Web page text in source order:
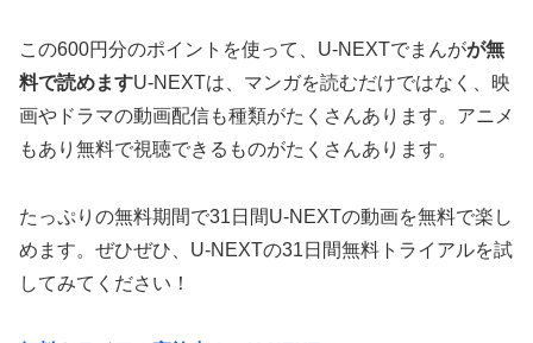
この600円分のポイントを使って、U-NEXTでまんがが無
料で読めますU-NEXTは、マンガを読むだけではなく、映
画やドラマの動画配信も種類がたくさんあります。アニメ
もあり無料で視聴できるものがたくさんあります。
たっぷりの無料期間で31日間U-NEXTの動画を無料で楽し
めます。ぜひぜひ、U-NEXTの31日間無料トライアルを試
してみてください！